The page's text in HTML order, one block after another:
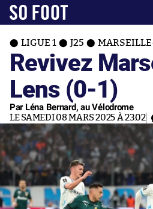
LIGUE 1 J25
Revivez
Lens (0-1)
Par Léna Bernard, au Vélodrome
LE SAMEDI 08 MARS 2025 À 23:02